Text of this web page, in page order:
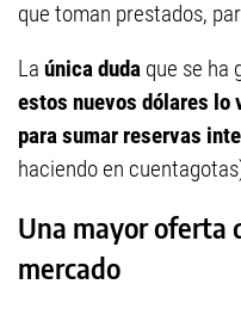
que toman prestados,
La única duda que se ha
estos nuevos dólares lo
para sumar reservas
haciendo en
Una mayor oferta
mercado